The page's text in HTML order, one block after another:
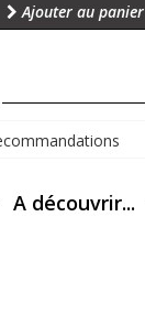
Ajouter au panier
A découvrir...